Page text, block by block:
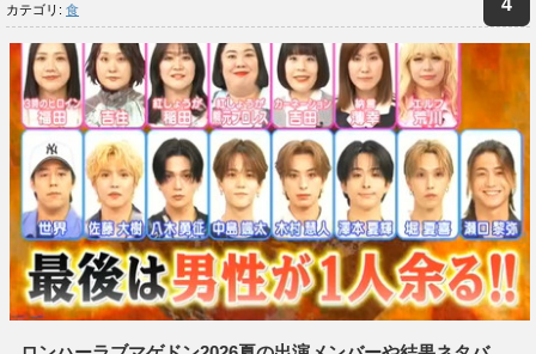
カテゴリ: 食